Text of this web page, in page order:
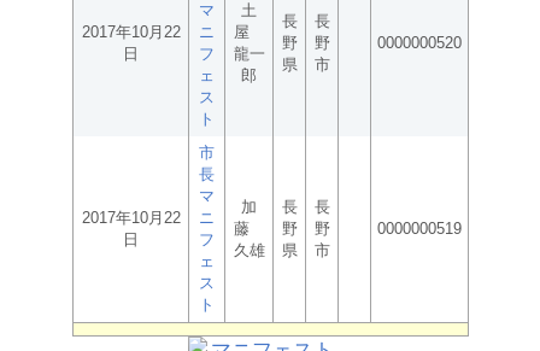
2017年10月22
日
マ
ニ
フ
ェ
ス
ト
土
屋
龍一
郎
長
野
県
長
野
市
0000000520
2017年10月22
日
市
長
マ
ニ
フ
ェ
ス
ト
加
藤
久雄
長
野
県
長
野
市
0000000519